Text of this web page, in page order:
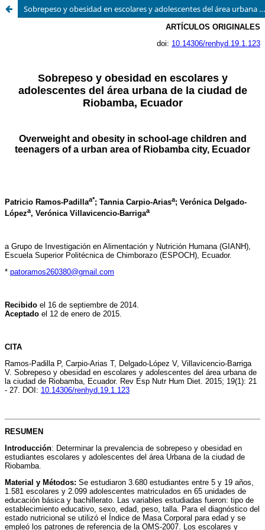
Sobrepeso y obesidad en escolares y adolescentes del área urbana de la ciudad de Riobamba, Ecuador